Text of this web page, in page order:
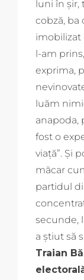
luni în şir,
cobză, ba
imobilizat
l-am
exprima,
luăm
anapoda,
fost o
viaţă”. Şi
măcar
partidul
secunde,
a ştiut să
Traian